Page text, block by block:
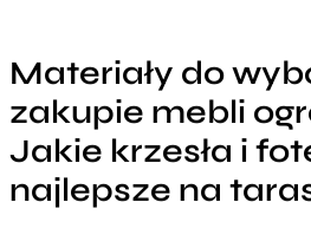
Materiały do
zakupie mebli
Jakie krzesła i
najlepsze na